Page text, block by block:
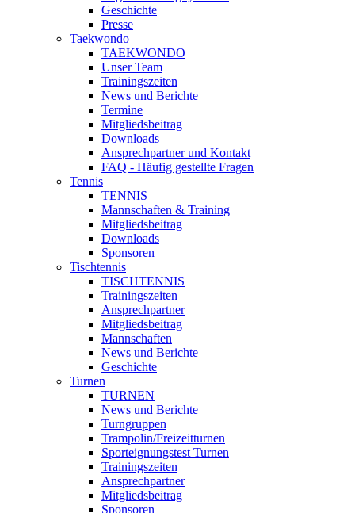
Geschichte
Presse
Taekwondo
TAEKWONDO
Unser Team
Trainingszeiten
News und Berichte
Termine
Mitgliedsbeitrag
Downloads
Ansprechpartner und Kontakt
FAQ - Häufig gestellte Fragen
Tennis
TENNIS
Mannschaften & Training
Mitgliedsbeitrag
Downloads
Sponsoren
Tischtennis
TISCHTENNIS
Trainingszeiten
Ansprechpartner
Mitgliedsbeitrag
Mannschaften
News und Berichte
Geschichte
Turnen
TURNEN
News und Berichte
Turngruppen
Trampolin/Freizeitturnen
Sporteignungstest Turnen
Trainingszeiten
Ansprechpartner
Mitgliedsbeitrag
Sponsoren